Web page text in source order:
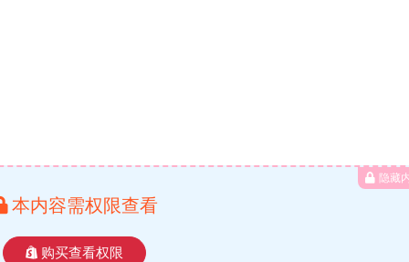
隐藏
本内容需权限查看
购买查看权限